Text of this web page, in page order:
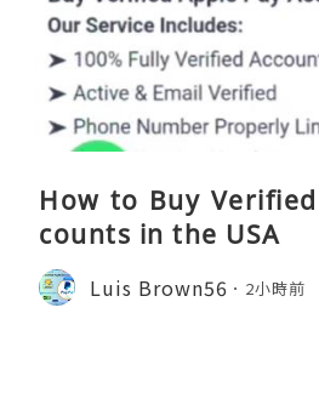
How to Buy
counts in the USA
Luis Brown56 2小時前